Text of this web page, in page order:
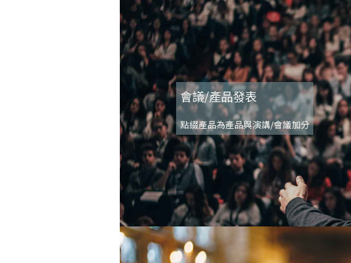
會議/產品發表
點綴產品為產品與演講/會議加分